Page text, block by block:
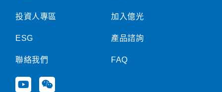
投資人專區
ESG
聯絡我們
Y
W
加入億光
產品諮詢
FAQ